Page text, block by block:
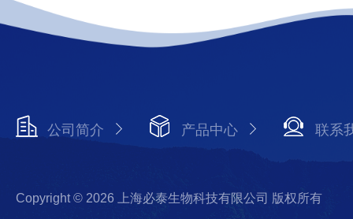
公司简介 产品中心 联系
Copyright © 2026 上海必泰生物科技有限公司 版权所有